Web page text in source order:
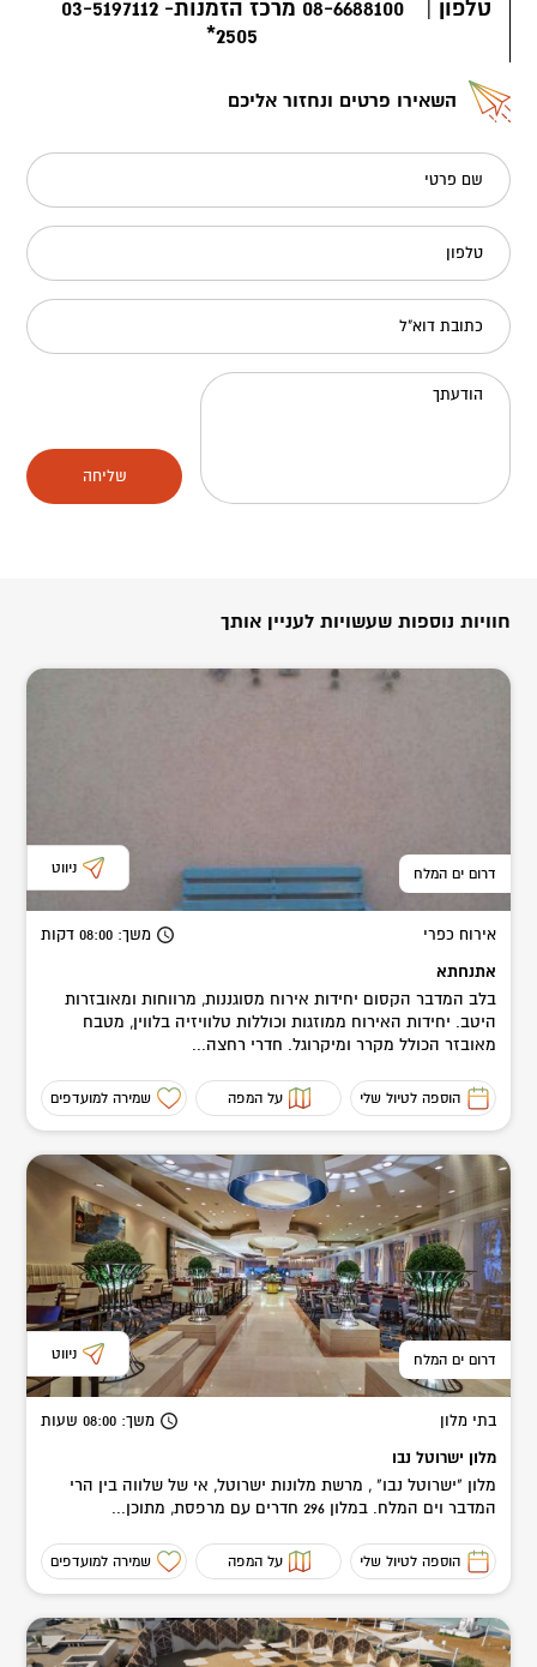
טלפון
08-6688100 מרכז הזמנות- 03-5197112
2505*
השאירו פרטים ונחזור אליכם
שם פרטי
טלפון
כתובת דוא"ל
הודעתך
שליחה
חוויות נוספות שעשויות לעניין אותך
דרום ים המלח ניווט
אירוח כפרי משך: 08:00 דקות
אתנחתא
בלב המדבר הקסום יחידות אירוח מסוגננות, מרווחות ומאובזרות
היטב. יחידות האירוח ממוזגות וכוללות טלוויזיה בלווין, מטבח
מאובזר הכולל מקרר ומיקרוגל. חדרי רחצה...
הוספה לטיול שלי על המפה שמירה למועדפים
דרום ים המלח ניווט
בתי מלון משך: 08:00 שעות
מלון ישרוטל נבו
מלון "ישרוטל נבו" , מרשת מלונות ישרוטל, אי של שלווה בין הרי
המדבר וים המלח. במלון 296 חדרים עם מרפסת, מתוכן...
הוספה לטיול שלי על המפה שמירה למועדפים